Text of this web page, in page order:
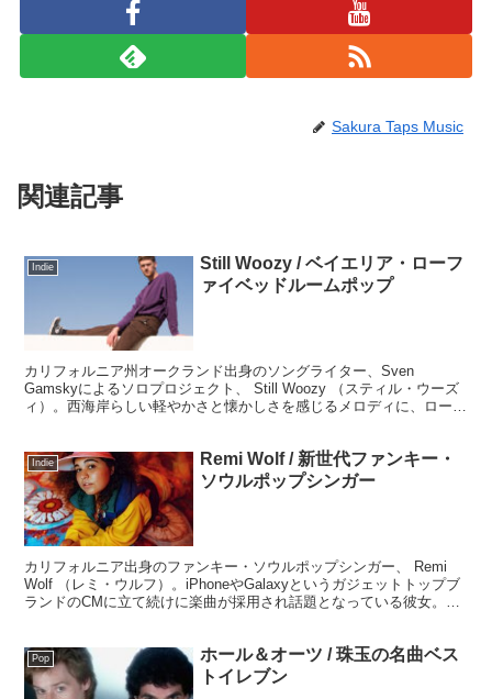
Sakura Taps Music
関連記事
Indie
Still Woozy / ベイエリア・ローフ
ァイベッドルームポップ
カリフォルニア州オークランド出身のソングライター、Sven
Gamskyによるソロプロジェクト、 Still Woozy （スティル・ウーズ
ィ）。西海岸らしい軽やかさと懐かしさを感じるメロディに、ローフ
Indie
Remi Wolf / 新世代ファンキー・
ソウルポップシンガー
カリフォルニア出身のファンキー・ソウルポップシンガー、 Remi
Wolf （レミ・ウルフ）。iPhoneやGalaxyというガジェットトップブ
ランドのCMに立て続けに楽曲が採用され話題となっている彼女。な
Pop
ホール＆オーツ / 珠玉の名曲ベス
トイレブン